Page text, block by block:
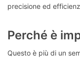
precisione ed
Perché è
Questo è più di un